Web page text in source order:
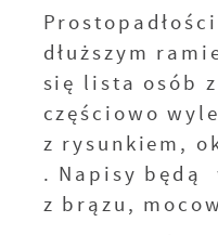
dłuższym
się lista osób
częściowo
z rysunkiem,
. Napisy będą
z brązu,